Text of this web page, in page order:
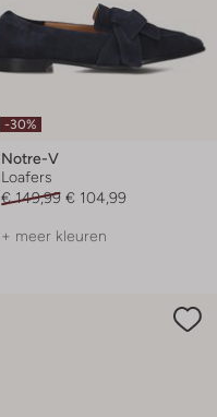
-30%
Notre-V
Loafers
€ 149,99 € 104,99
+ meer kleuren